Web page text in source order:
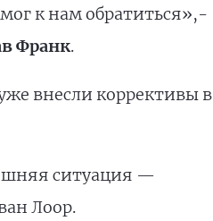
к нам обратиться»,-
Франк.
внесли коррективы в
ситуация —
Лоор.